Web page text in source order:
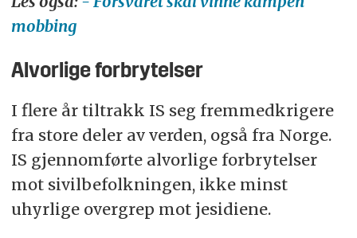
mobbing
Alvorlige forbrytelser
I flere år tiltrakk IS seg fremmedkrigere
fra store deler av verden, også fra Norge.
IS gjennomførte alvorlige forbrytelser
mot sivilbefolkningen, ikke minst
uhyrlige overgrep mot jesidiene.